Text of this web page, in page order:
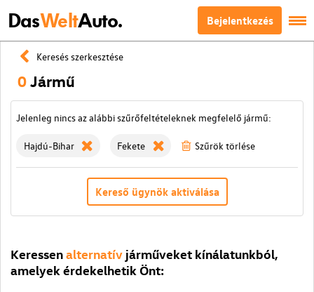
DasWeltAuto. Bejelentkezés
Keresés szerkesztése
0Jármű
Jelenleg nincs az alábbi szűrőfeltételeknek megfelelő jármű:
Hajdú-Bihar Fekete Szűrök törlése
Kereső ügynök aktiválása
Keressenalternatív járműveket kínálatunkból,
amelyek érdekelhetik Önt: